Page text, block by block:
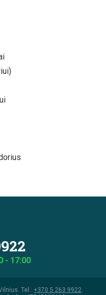
- 17:00
Tel.: +370 5 263 9922